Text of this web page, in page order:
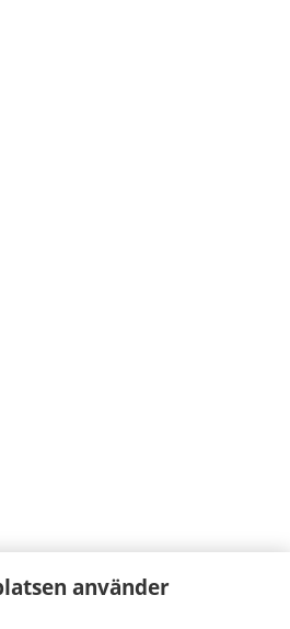
använder